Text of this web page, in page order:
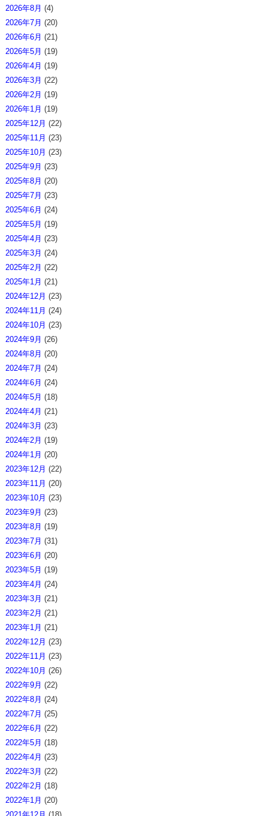
2026年8月 (4)
2026年7月 (20)
2026年6月 (21)
2026年5月 (19)
2026年4月 (19)
2026年3月 (22)
2026年2月 (19)
2026年1月 (19)
2025年12月 (22)
2025年11月 (23)
2025年10月 (23)
2025年9月 (23)
2025年8月 (20)
2025年7月 (23)
2025年6月 (24)
2025年5月 (19)
2025年4月 (23)
2025年3月 (24)
2025年2月 (22)
2025年1月 (21)
2024年12月 (23)
2024年11月 (24)
2024年10月 (23)
2024年9月 (26)
2024年8月 (20)
2024年7月 (24)
2024年6月 (24)
2024年5月 (18)
2024年4月 (21)
2024年3月 (23)
2024年2月 (19)
2024年1月 (20)
2023年12月 (22)
2023年11月 (20)
2023年10月 (23)
2023年9月 (23)
2023年8月 (19)
2023年7月 (31)
2023年6月 (20)
2023年5月 (19)
2023年4月 (24)
2023年3月 (21)
2023年2月 (21)
2023年1月 (21)
2022年12月 (23)
2022年11月 (23)
2022年10月 (26)
2022年9月 (22)
2022年8月 (24)
2022年7月 (25)
2022年6月 (22)
2022年5月 (18)
2022年4月 (23)
2022年3月 (22)
2022年2月 (18)
2022年1月 (20)